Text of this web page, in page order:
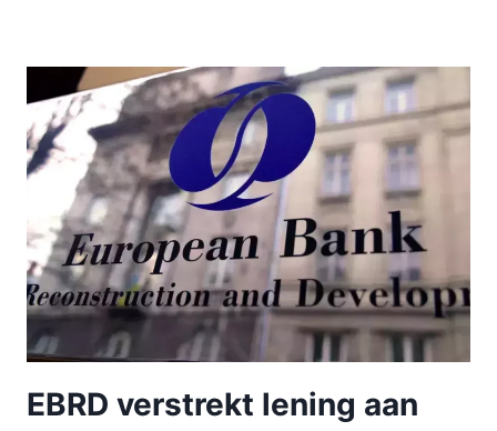
EBRD verstrekt lening aan